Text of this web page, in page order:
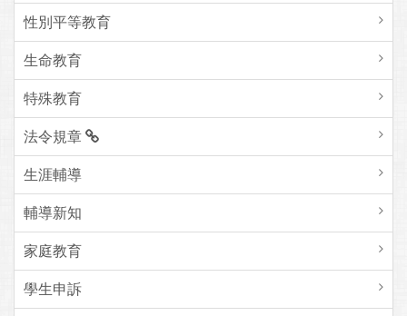
性別平等教育
生命教育
特殊教育
法令規章
生涯輔導
輔導新知
家庭教育
學生申訴